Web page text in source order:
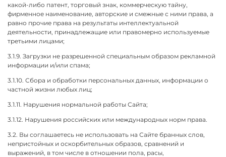
какой-либо патент, торговый знак, коммерческую тайну,
фирменное наименование, авторские и смежные с ними права, а
равно прочие права на результаты интеллектуальной
деятельности, принадлежащие или правомерно используемые
третьими лицами;
3.1.9. Загрузки не разрешенной специальным образом рекламной
информации и/или спама;
3.1.10. Сбора и обработки персональных данных, информации о
частной жизни любых лиц;
3.1.11. Нарушения нормальной работы Сайта;
3.1.12. Нарушения российских или международных норм права.
3.2. Вы соглашаетесь не использовать на Сайте бранных слов,
непристойных и оскорбительных образов, сравнений и
выражений, в том числе в отношении пола, расы,